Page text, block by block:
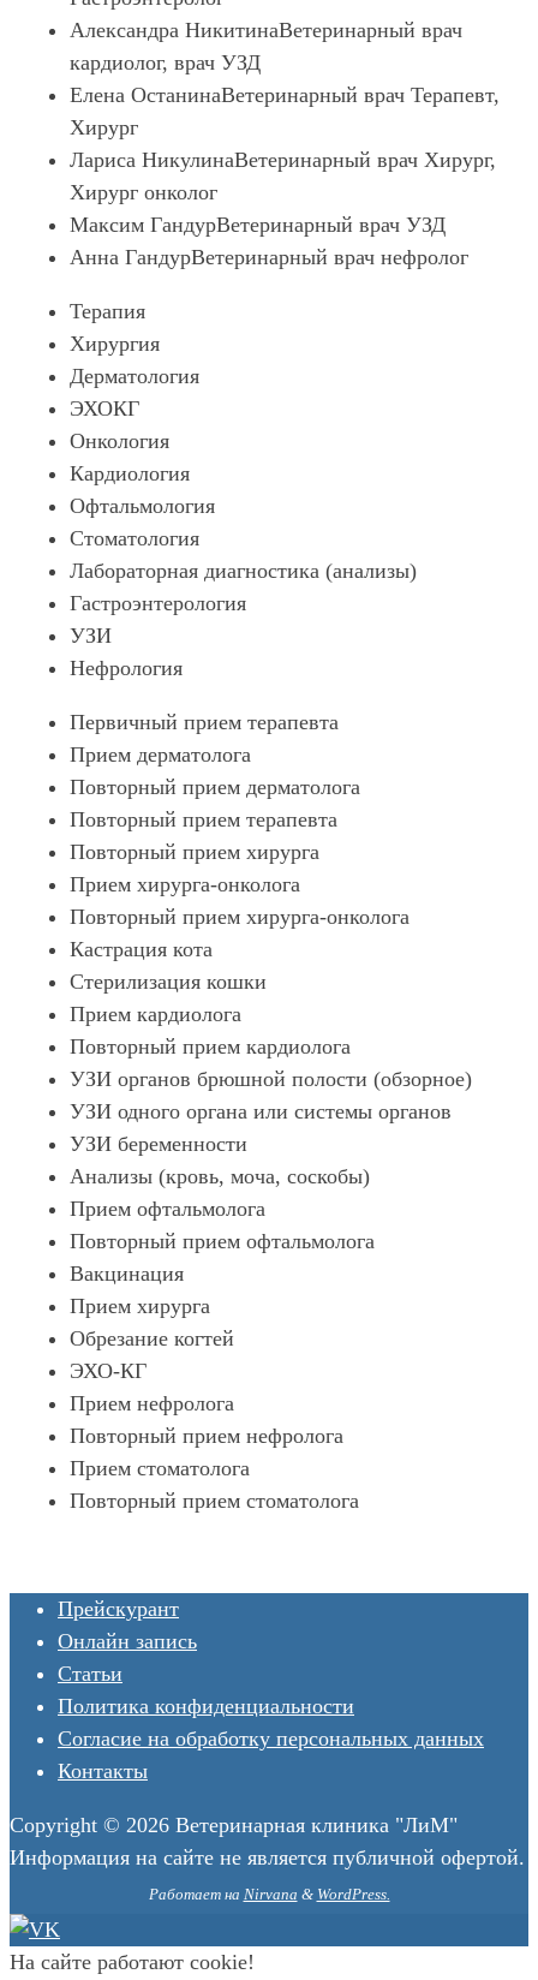
Прейскурант
Онлайн запись
Статьи
Политика конфиденциальности
Согласие на обработку персональных данных
Контакты
Copyright © 2026 Ветеринарная клиника "ЛиМ"
Информация на сайте не является публичной офертой.
Работает на Nirvana & WordPress.
На сайте работают cookie!